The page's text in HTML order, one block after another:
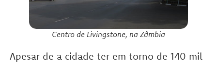
Centro de Livingstone, na Zâmbia
Apesar de a cidade ter em torno de 140 mil